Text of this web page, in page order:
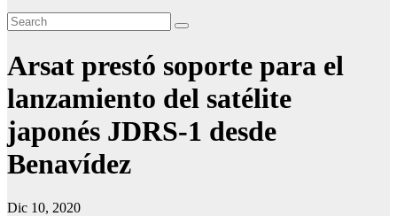
Arsat prestó soporte para el
lanzamiento del satélite
japonés JDRS-1 desde
Benavídez
Dic 10, 2020